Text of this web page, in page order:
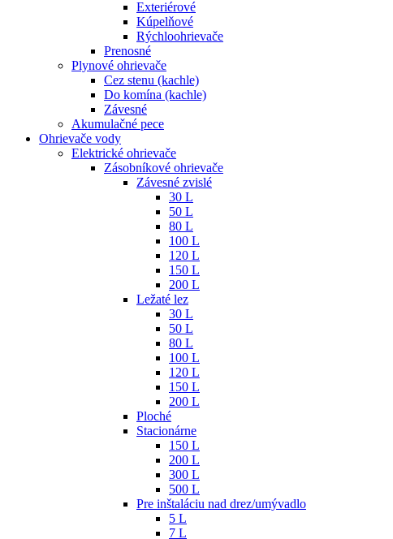
Exteriérové
Kúpelňové
Rýchloohrievače
Prenosné
Plynové ohrievače
Cez stenu (kachle)
Do komína (kachle)
Závesné
Akumulačné pece
Ohrievače vody
Elektrické ohrievače
Zásobníkové ohrievače
Závesné zvislé
30 L
50 L
80 L
100 L
120 L
150 L
200 L
Ležaté lez
30 L
50 L
80 L
100 L
120 L
150 L
200 L
Ploché
Stacionárne
150 L
200 L
300 L
500 L
Pre inštaláciu nad drez/umývadlo
5 L
7 L